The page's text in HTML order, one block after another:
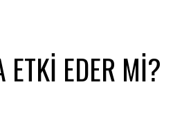
ETKİ EDER Mİ?